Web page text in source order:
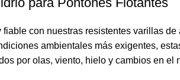
con nuestras resistentes varillas
ambientales más exigentes,
por olas, viento, hielo y cambios en el